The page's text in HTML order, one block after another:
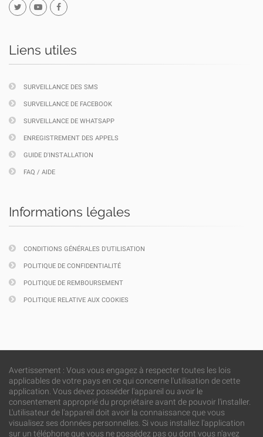
Liens utiles
SURVEILLANCE DES SMS
SURVEILLANCE DE FACEBOOK
SURVEILLANCE DE WHATSAPP
ENREGISTREMENT DES APPELS
GUIDE D'INSTALLATION
FAQ / AIDE
Informations légales
CONDITIONS GÉNÉRALES D'UTILISATION
POLITIQUE DE CONFIDENTIALITÉ
POLITIQUE DE REMBOURSEMENT
POLITIQUE RELATIVE AUX COOKIES
Avertissement : Vous vous engagez à respecter toutes les lois
applicables de votre pays en ce qui concerne l'utilisation de cette
application. Vous devez posséder l'appareil ou avoir le
consentement approprié du propriétaire avant de pouvoir l'installer.
L'utilisateur de l'appareil doit avoir la connaissance que vous
visualisez ses données personnelles. Si vous installez l'application
sur un téléphone que vous ne possédez pas ou dont vous n'avez